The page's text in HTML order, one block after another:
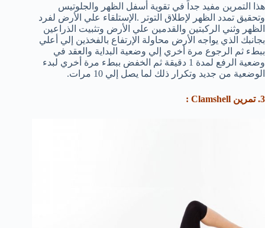
هذا التمرين مفيد جداً في تقوية أسفل الظهر والجلوتيس
وتحقيق تمدد الظهر لإطلاق التوتر .الإستلقاء علي الأرض لفرد
الظهر وثني الركبتين والقدمين علي الأرض وتثبيت الذراعين
بجانبك الذي يواجه الأرض محاولة الإرتفاع بالفخذين إلي أعلي
ببطء ثم الرجوع مرة أخري إلي وضعية البداية والعقد في
وضعية الرفع لمدة 1 دقيقة ثم الخفض ببطء مرة أخري لبدء
الوضعية من جديد وتكرار ذلك لما يصل إلي 10 مرات.
3. تمرين Clamshell :